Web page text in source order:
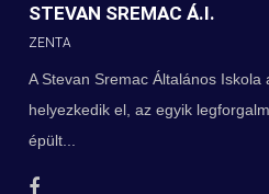
STEVAN SREMAC Á.I.
ZENTA
A Stevan Sremac Általános Iskola
helyezkedik el, az egyik
épült...